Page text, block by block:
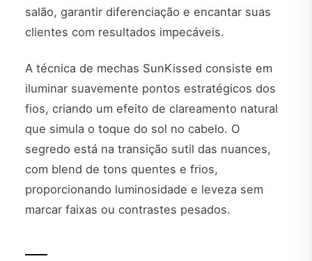
salão, garantir diferenciação e encantar suas
clientes com resultados impecáveis.
A técnica de mechas SunKissed consiste em
iluminar suavemente pontos estratégicos dos
fios, criando um efeito de clareamento natural
que simula o toque do sol no cabelo. O
segredo está na transição sutil das nuances,
com blend de tons quentes e frios,
proporcionando luminosidade e leveza sem
marcar faixas ou contrastes pesados.